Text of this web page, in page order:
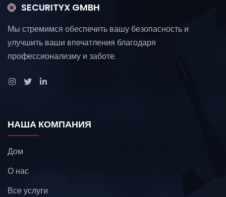
SECURITYX GMBH
Мы стремимся обеспечить вашу безопасность и
улучшить ваши впечатления благодаря
профессионализму и заботе.
НАША КОМПАНИЯ
Дом
О нас
Все услуги